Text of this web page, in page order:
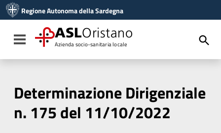
Vai al menu di navigazione
Vai al footer
Regione Autonoma della Sardegna
Toggle navigation
ASLOristano
Azienda socio-sanitaria locale
Determinazione Dirigenziale
n. 175 del 11/10/2022